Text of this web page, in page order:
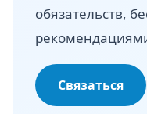
обязательств,
Связаться